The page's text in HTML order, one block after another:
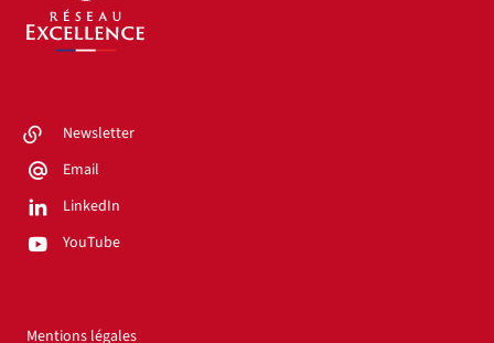
Newsletter
Email
LinkedIn
YouTube
Mentions légales